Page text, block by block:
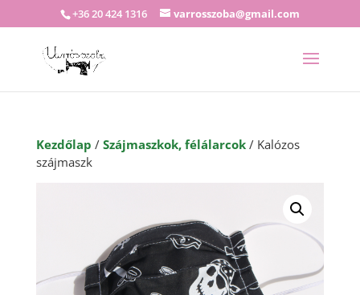
+36 20 424 1316 varrosszoba@gmail.com
Kezdőlap / Szájmaszkok, félálarcok/ Kalózos
szájmaszk